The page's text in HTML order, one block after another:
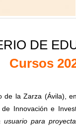
DE
Cursos
la Zarza
Innovación e
para